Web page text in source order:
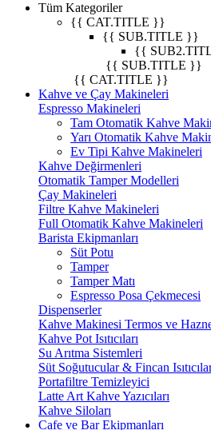
Tüm Kategoriler
{{ CAT.TITLE }}
{{ SUB.TITLE }}
{{
{{ SUB.TITLE }}
{{ CAT.TITLE }}
Kahve ve Çay Makineleri
Espresso Makineleri
Tam Otomatik Kahve
Yarı Otomatik Kahve
Ev Tipi Kahve Makineleri
Kahve Değirmenleri
Otomatik Tamper Modelleri
Çay Makineleri
Filtre Kahve Makineleri
Full Otomatik Kahve Makineleri
Barista Ekipmanları
Süt Potu
Tamper
Tamper Matı
Espresso Posa Çekmecesi
Dispenserler
Kahve Makinesi Termos ve
Kahve Pot Isıtıcıları
Su Arıtma Sistemleri
Süt Soğutucular & Fincan
Portafiltre Temizleyici
Latte Art Kahve Yazıcıları
Kahve Siloları
Cafe ve Bar Ekipmanları